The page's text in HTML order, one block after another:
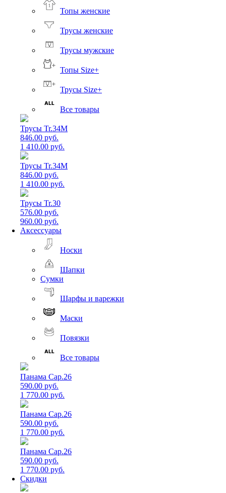
Топы женские
Трусы женские
Трусы мужские
Топы Size+
Трусы Size+
Все товары
Трусы Tr.34M
846.00 руб.
1 410.00 руб.
Трусы Tr.34M
846.00 руб.
1 410.00 руб.
Трусы Tr.30
576.00 руб.
960.00 руб.
Аксессуары
Носки
Шапки
Сумки
Шарфы и варежки
Маски
Повязки
Все товары
Панама Cap.26
590.00 руб.
1 770.00 руб.
Панама Cap.26
590.00 руб.
1 770.00 руб.
Панама Cap.26
590.00 руб.
1 770.00 руб.
Скидки